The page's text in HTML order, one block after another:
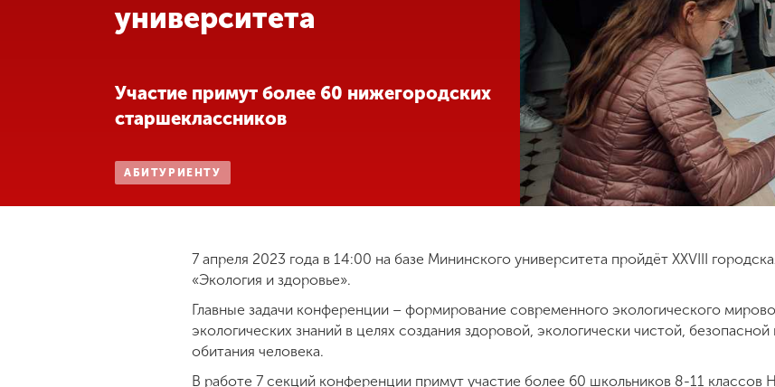
Другие виды
Студенческая
университета
Участие примут более 60 нижегородских
старшеклассников
АБИТУРИЕНТУ
7 апреля 2023 года в 14:00 на базе Мининского университета пройдёт XXVIII
«Экология и здоровье».
Главные задачи конференции – формирование современного экологического
экологических знаний в целях создания здоровой, экологически чистой,
обитания человека.
В работе 7 секций конференции примут участие более 60 школьников 8-11 классов